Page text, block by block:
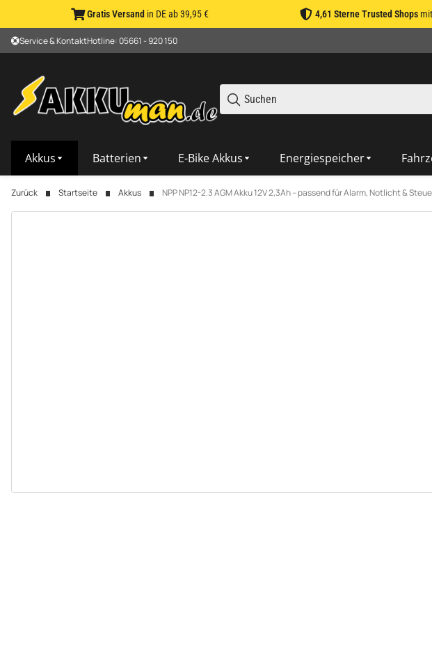
Gratis Versand in DE ab 39,95 € 4,61 Sterne Trusted Shopsmit
Service & KontaktHotline: 05661 - 920 150
Akkus Batterien E-Bike Akkus Energiespeicher
Zurück Startseite Akkus NPP NP12-2.3 AGM Akku 12V 2,3Ah – passend für Alarm, Notlicht &